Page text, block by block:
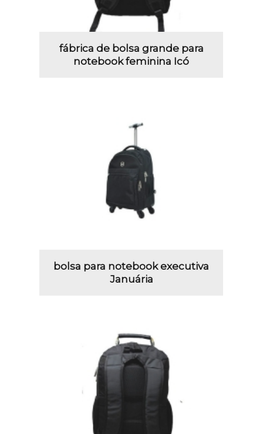
fábrica de bolsa grande para
notebook feminina Icó
bolsa para notebook executiva
Januária